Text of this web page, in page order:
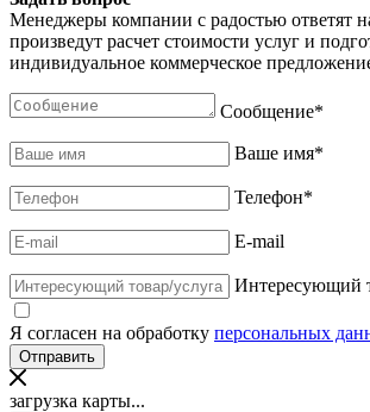
Менеджеры компании с радостью ответят
произведут расчет стоимости услуг и
индивидуальное коммерческое
Сообщение*
Ваше имя*
Телефон*
E-mail
Интересующий
Я согласен на обработку персональных
загрузка карты...